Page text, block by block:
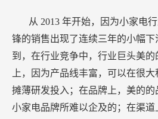
从 2013 年开始，因为小家电
锋的销售出现了连续三年的小幅
到，在行业竞争中，行业巨头美
上，因为产品线丰富，可以在很大
摊薄研发投入；在品牌上，美的
小家电品牌所难以企及的；在渠